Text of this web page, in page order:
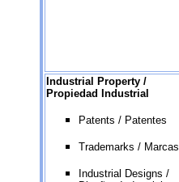
Industrial Property /
Propiedad Industrial
Patents / Patentes
Trademarks / Marcas
Industrial Designs /